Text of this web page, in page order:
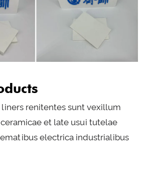
renitentes sunt vexillum
et late usui tutelae
electrica industrialibus